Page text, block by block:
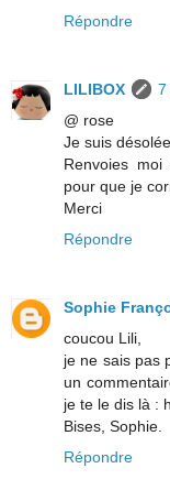
Répondre
LILIBOX
7
@ rose
Je suis désolée .
Renvoies
pour que je
Merci
Répondre
Sophie
coucou Lili,
je ne sais pas
un
je te le dis là :
Bises, Sophie.
Répondre